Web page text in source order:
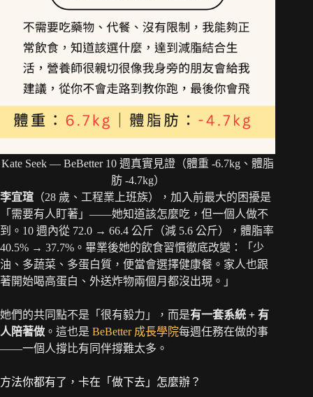
Kate Seek — BeBetter 10 週真實見證（體重 -6.7kg、體脂
肪 -4.7kg）
李宜瑄 （28 歲、工程業上班族），加入前最大的困擾是
「需要有人盯著」——她知道該怎麼吃，但一個人做不
到。10 週內從 72.0 → 66.4 公斤（減 5.6 公斤），體脂率
40.5% → 37.7%。畢業後她的飲食習慣徹底改變：「少
油、多蔬菜、多蛋白質，便當會選擇健康餐。家人也跟
著開始喝高蛋白、外送炸物兩個月都沒出現。」
她們的共同點不是「很有毅力」，而是有一套系統 + 有
人陪著做 。這也是 BeBetter 成長學院每週任務在做的事
——一個人撐比有同伴撐難太多。
方法你都有了，卡在「做下去」怎麼辦？